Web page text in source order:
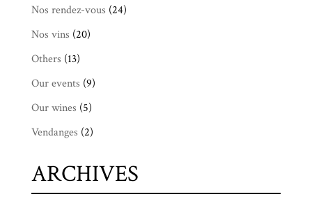
Nos rendez-vous (24)
Nos vins (20)
Others (13)
Our events (9)
Our wines (5)
Vendanges (2)
ARCHIVES